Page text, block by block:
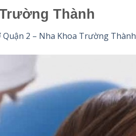
Thành
Quận 2 – Nha Khoa Trường Thành